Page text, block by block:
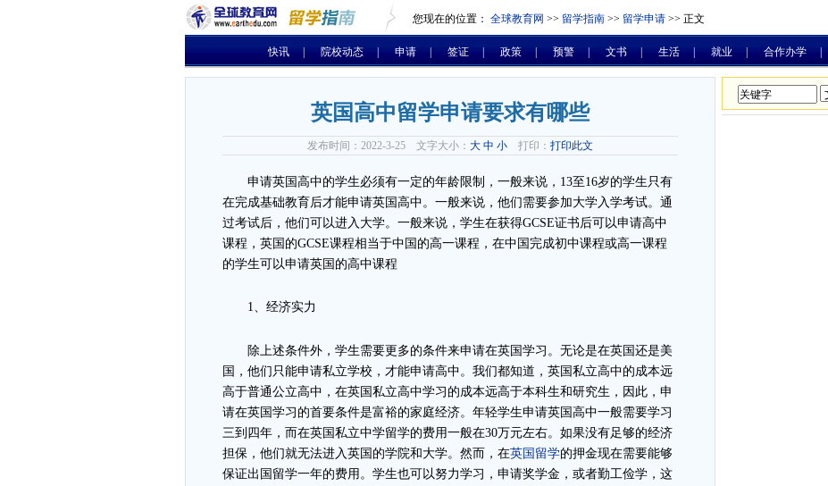
您现在的位置： 全球教育网 >> 留学指南 >> 留学申请 >> 正文
快讯 院校动态 申请 签证 政策 预警 文书 生活 就业 合作办学
英国高中留学申请要求有哪些
发布时间：2022-3-25 文字大小： 大 中 小 打印： 打印此文
申请英国高中的学生必须有一定的年龄限制，一般来说， 13至16岁的学生只有
在完成基础教育后才能申请英国高中。一般来说，他们需要参加大学入学考试。通
过考试后，他们可以进入大学。一般来说，学生在获得GCSE证书后可以申请高中
课程，英国的GCSE课程相当于中国的高一课程，在中国完成初中课程或高一课程
的学生可以申请英国的高中课程
1、经济实力
除上述条件外，学生需要更多的条件来申请在英国学习。无论是在英国还是美
国，他们只能申请私立学校，才能申请高中。我们都知道，英国私立高中的成本远
高于普通公立高中，在英国私立高中学习的成本远高于本科生和研究生，因此，申
请在英国学习的首要条件是富裕的家庭经济。年轻学生申请英国高中一般需要学习
三到四年，而在英国私立中学留学的费用一般在30万元左右。如果没有足够的经济
担保，他们就无法进入英国的学院和大学。然而，在英国留学的押金现在需要能够
保证出国留学一年的费用。学生也可以努力学习，申请奖学金，或者勤工俭学，这